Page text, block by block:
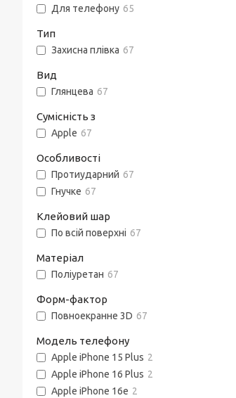
Для телефону 65
Тип
Захисна плівка 67
Вид
Глянцева 67
Сумісність з
Apple 67
Особливості
Протиударний 67
Гнучке 67
Клейовий шар
По всій поверхні 67
Матеріал
Поліуретан 67
Форм-фактор
Повноекранне 3D 67
Модель телефону
Apple iPhone 15 Plus 2
Apple iPhone 16 Plus 2
Apple iPhone 16e 2